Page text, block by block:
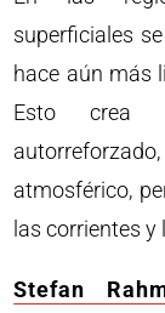
superficiales
hace aún más
Esto crea
atmosférico,
las corrientes
Stefan